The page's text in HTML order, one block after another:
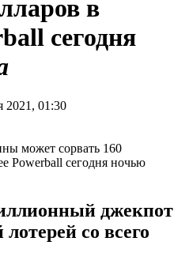
в
сегодня
2021, 01:30
джекпот
со всего